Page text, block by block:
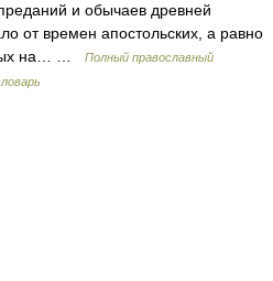
и обычаев древней
от времен апостольских, а равно
на… …
Полный православный